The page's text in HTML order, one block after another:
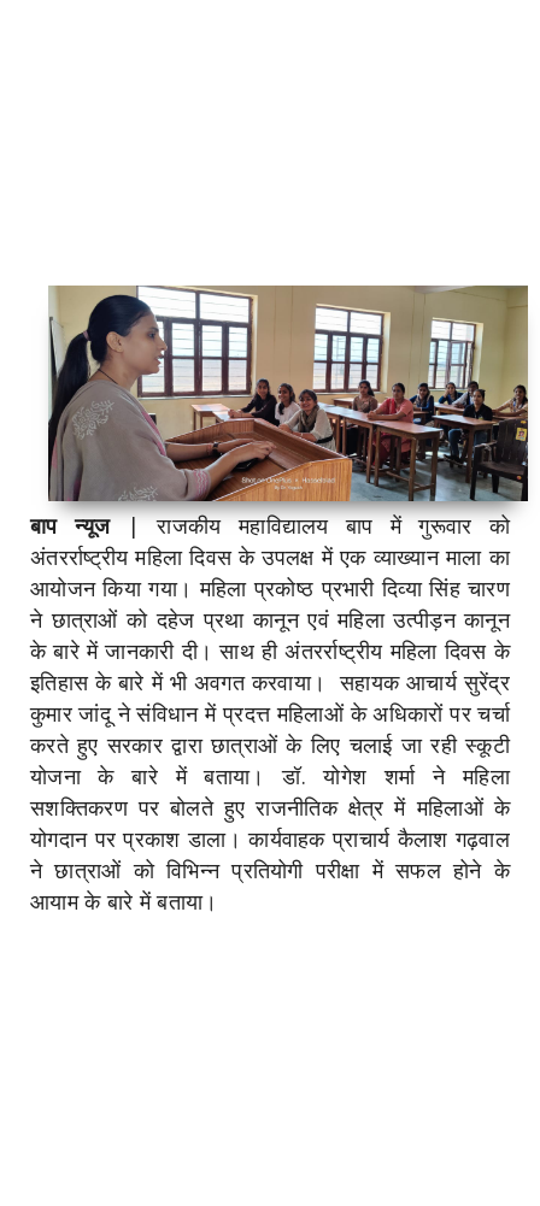
बाप न्यूज| राजकीय महाविद्यालय बाप में गुरूवार को
अंतरर्राष्ट्रीय महिला दिवस के उपलक्ष में एक व्याख्यान माला का
आयोजन किया गया। महिला प्रकोष्ठ प्रभारी दिव्या सिंह चारण
ने छात्राओं को दहेज प्रथा कानून एवं महिला उत्पीड़न कानून
के बारे में जानकारी दी। साथ ही अंतरर्राष्ट्रीय महिला दिवस के
इतिहास के बारे में भी अवगत करवाया। सहायक आचार्य सुरेंद्र
कुमार जांदू ने संविधान में प्रदत्त महिलाओं के अधिकारों पर चर्चा
करते हुए सरकार द्वारा छात्राओं के लिए चलाई जा रही स्कूटी
योजना के बारे में बताया। डॉ. योगेश शर्मा ने महिला
सशक्तिकरण पर बाेलते हुए राजनीतिक क्षेत्र में महिलाओं के
योगदान पर प्रकाश डाला। कार्यवाहक प्राचार्य कैलाश गढ़वाल
ने छात्राओं को विभिन्न प्रतियोगी परीक्षा में सफल होने के
आयाम के बारे में बताया।